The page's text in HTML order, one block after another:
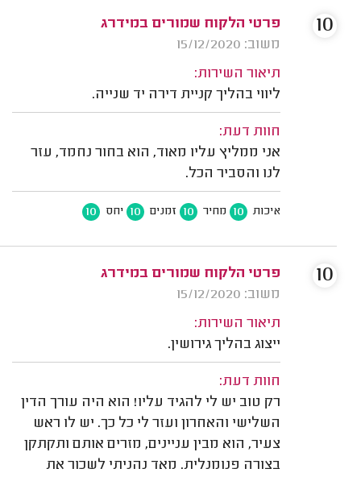
פרטי הלקוח שמורים במידרג
משוב: 15/12/2020
תיאור השירות:
ליווי בהליך קניית דירה יד שנייה.
חוות דעת:
אני ממליץ עליו מאוד, הוא בחור נחמד, עזר
לנו והסביר הכל.
איכות 10 מחיר 10 זמנים 10 יחס 10
10
פרטי הלקוח שמורים במידרג
משוב: 15/12/2020
תיאור השירות:
ייצוג בהליך גירושין.
חוות דעת:
רק טוב יש לי להגיד עליו! הוא היה עורך הדין
השלישי והאחרון ועזר לי כל כך. יש לו ראש
צעיר, הוא מבין עניינים, מזרים אותם ותקתקן
בצורה פנומנלית. מאד נהניתי לשכור את
10